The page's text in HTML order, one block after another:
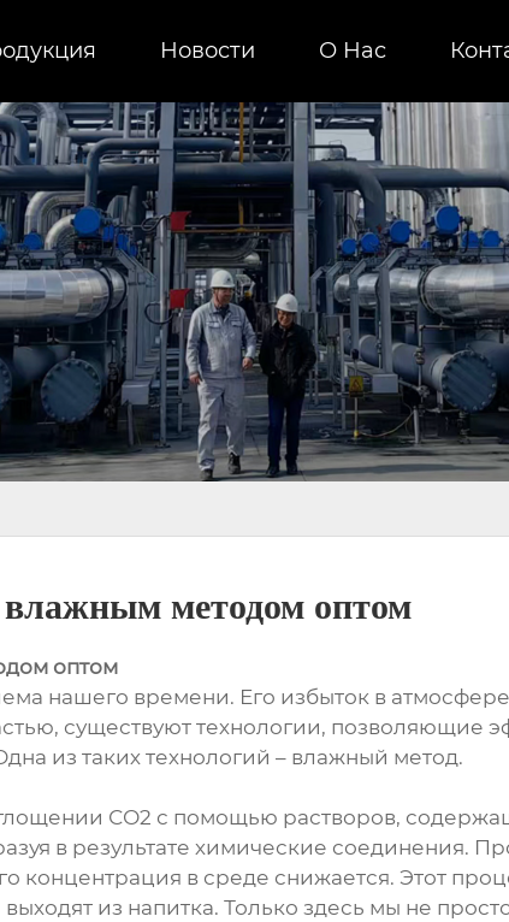
Новости О Нас
методом оптом
оптом
нашего времени. Его избыток в
существуют технологии, позволяющие
из таких технологий – влажный метод.
СО2 с помощью растворов,
в результате химические соединения.
концентрация в среде снижается. Этот
из напитка. Только здесь мы не